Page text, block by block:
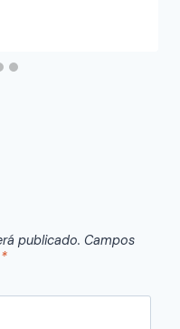
publicado. Campos
*